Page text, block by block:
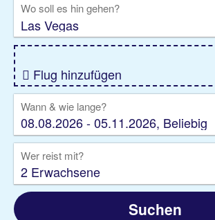
Rundreise
Kreuzfahrt
Gruppenreise
Camper
Wo soll es hin gehen?
Flug hinzufügen
Wann & wie lange?
08.08.2026 - 05.11.2026, Beliebig
Wer reist mit?
2 Erwachsene
Suchen